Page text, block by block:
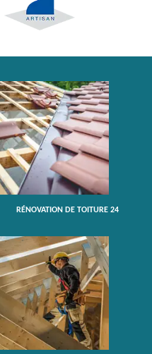
RÉNOVATION DE TOITURE 24